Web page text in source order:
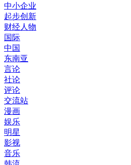
中小企业
起步创新
财经人物
国际
中国
东南亚
言论
社论
评论
交流站
漫画
娱乐
明星
影视
音乐